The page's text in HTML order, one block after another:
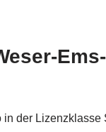
in der Lizenzklasse